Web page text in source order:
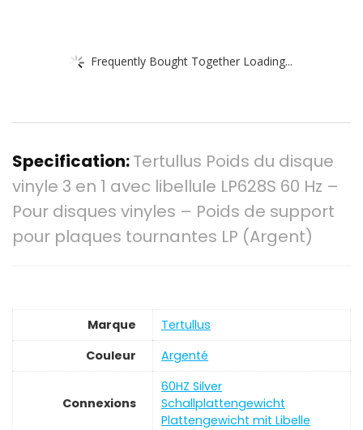
Frequently Bought Together Loading...
Specification:Tertullus Poids du disque
vinyle 3 en 1 avec libellule LP628S 60 Hz –
Pour disques vinyles – Poids de support
pour plaques tournantes LP (Argent)
Marque
‎Tertullus
Couleur
‎Argenté
Connexions
‎60HZ Silver
Schallplattengewicht
Plattengewicht mit Libelle